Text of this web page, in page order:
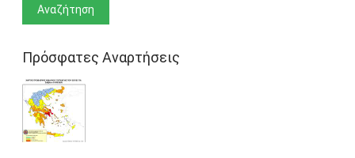
Πρόσφατες Αναρτήσεις